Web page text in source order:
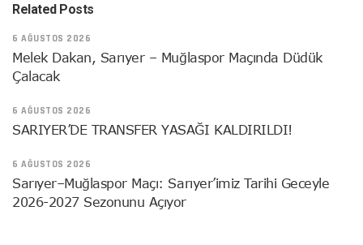
Related Posts
6 AĞUSTOS 2026
Melek Dakan, Sarıyer – Muğlaspor Maçında Düdük
Çalacak
6 AĞUSTOS 2026
SARIYER’DE TRANSFER YASAĞI KALDIRILDI!
6 AĞUSTOS 2026
Sarıyer–Muğlaspor Maçı: Sarıyer’imiz Tarihi Geceyle
2026-2027 Sezonunu Açıyor